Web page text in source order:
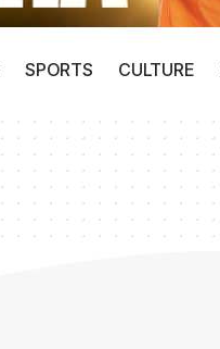
SPORTS CULTURE